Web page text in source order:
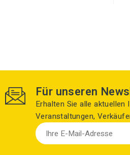
Für unseren
Erhalten Sie alle
Veranstaltungen,